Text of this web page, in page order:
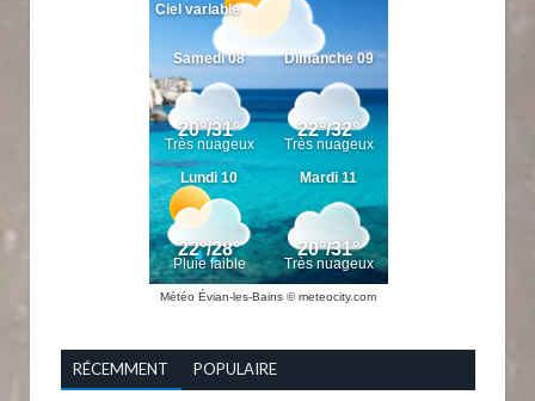
Météo Évian-les-Bains © meteocity.com
RÉCEMMENT POPULAIRE